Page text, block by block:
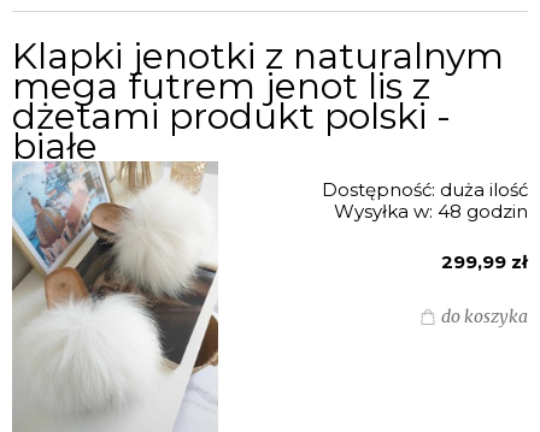
Klapki jenotki z naturalnym
mega futrem jenot lis z
dżetami produkt polski -
białe
Dostępność: duża ilość
Wysyłka w: 48 godzin
299,99 zł
do koszyka